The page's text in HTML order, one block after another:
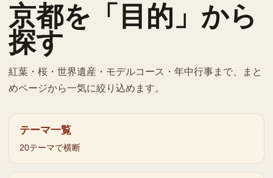
京都を「目的」から
探す
紅葉・桜・世界遺産・モデルコース・年中行事まで、まと
めページから一気に絞り込めます。
テーマ一覧
20テーマで横断